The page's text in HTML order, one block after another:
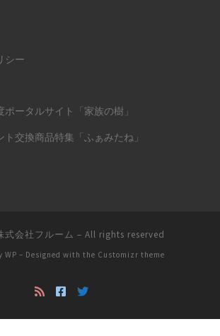
シー
ータルサイト「家族の樹」
交換商品特集「ふぁみたね」
式会社フルーム – All rights reserved
WP – Designed with the Customizr theme